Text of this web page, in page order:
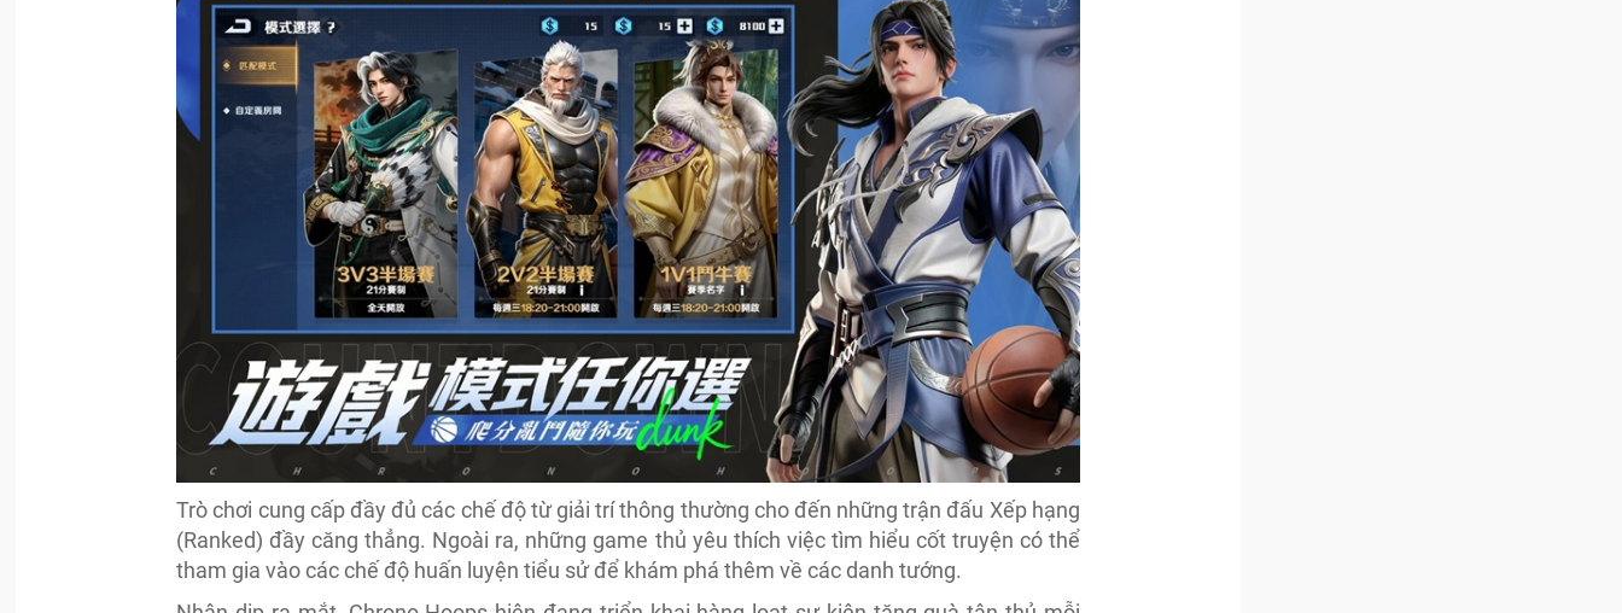
Trò chơi cung cấp đầy đủ các chế độ từ giải trí thông thường cho đến những trận đấu Xếp hạng
(Ranked) đầy căng thẳng. Ngoài ra, những game thủ yêu thích việc tìm hiểu cốt truyện có thể
tham gia vào các chế độ huấn luyện tiểu sử để khám phá thêm về các danh tướng.